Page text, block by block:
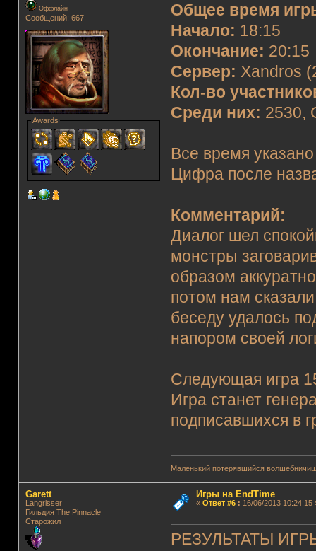
Оффлайн
Сообщений: 667
Awards
Общее время
Начало: 18:15
Окончание: 20:15
Сервер: Xandros
Кол-во
Среди них: 2530,
Все время
Цифра после
Комментарий:
Диалог шел
монстры
образом
потом нам
беседу удалось
напором своей
Следующая игра
Игра станет
подписавшихся в
Маленький потерявшийся
Garett
Langrisser
Гильдия The Pinnacle
Старожил
Игры на EndTime
« Ответ #6: 16/06/2013 10:24:15
РЕЗУЛЬТАТЫ